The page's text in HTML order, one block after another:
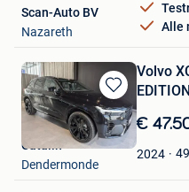
Alle
Scan-Auto BV
Nazareth
Bewaren
in
Mijn
Favorieten
Volvo
€
2024
Catalin
Dendermonde